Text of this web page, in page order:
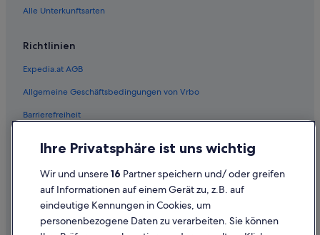
Alle Unterkunftsarten
Richtlinien
Expedia.at AGB
Allgemeine Geschäftsbedingungen von Vrbo
Barrierefreiheit
Cookie-Erklärung
Rechtliche Hinweise/Kontakt
Inhaltsrichtlinien und Melden von Inhalten
Ihre Privatsphäre ist uns wichtig
Wir und unsere16 Partner speichern und/ oder greifen
auf Informationen auf einem Gerät zu, z.B. auf
eindeutige Kennungen in Cookies, um
personenbezogene Daten zu verarbeiten. Sie können